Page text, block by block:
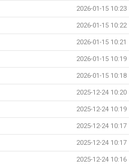
2026-01-15 10:23
2026-01-15 10:22
2026-01-15 10:21
2026-01-15 10:19
2026-01-15 10:18
2025-12-24 10:20
2025-12-24 10:19
2025-12-24 10:17
2025-12-24 10:17
2025-12-24 10:16